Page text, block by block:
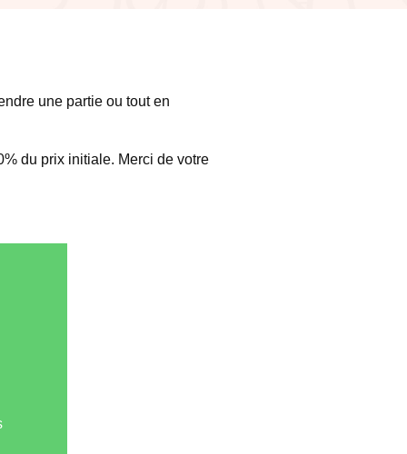
une partie ou tout en
du prix initiale. Merci de votre